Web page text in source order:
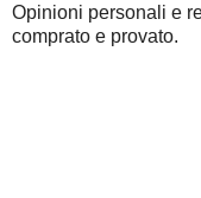
Opinioni personali e
comprato e provato.